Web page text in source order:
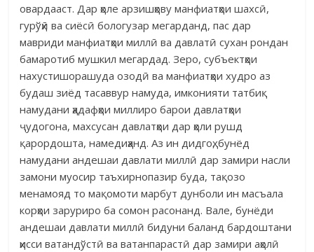
овардааст. Дар ҳоле арзишҳову манфиатҳои шахсӣ,
гурўҳӣ ва сиёсӣ бологузар мегарданд, пас дар
мавриди манфиатҳои миллӣ ва давлатӣ сухан рондан
бамаротиб мушкил мегардад. Зеро, субъектҳои
нахустишорашуда озодӣ ва манфиатҳои худро аз
будаш зиёд тасаввур намуда, имконияти татбиқ
намудани ҳадафҳои миллиро барои давлатҳои
ҷудогона, махсусан давлатҳои дар ҳоли рушд
қарордошта, намедиҳанд. Аз ин дидгоҳ, бунёд
намудани андешаи давлати миллӣ дар замири насли
замони муосир таъхирнопазир буда, тақозо
менамояд то мақомоти марбут дунболи ин масъала
корҳои заруриро ба сомон расонанд. Вале, бунёди
андешаи давлати миллӣ бидуни баланд бардоштани
ҳисси ватандўстӣ ва ватанпарастӣ дар замири аҳолӣ